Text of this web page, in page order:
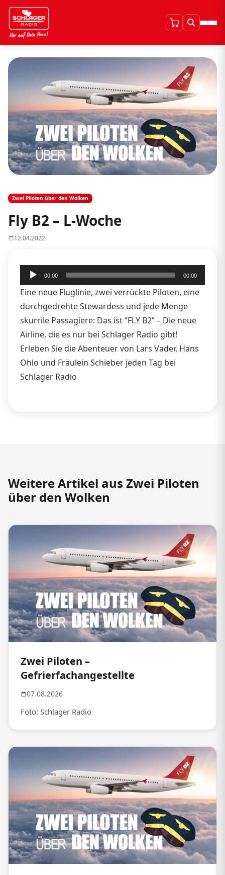
Zwei Piloten über den Wolken
Fly B2 – L-Woche
12.04.2022
Audio-
Player
00:00 00:00
Eine neue Fluglinie, zwei verrückte Piloten, eine
durchgedrehte Stewardess und jede Menge
skurrile Passagiere: Das ist “FLY B2” – Die neue
Airline, die es nur bei Schlager Radio gibt!
Erleben Sie die Abenteuer von Lars Vader, Hans
Ohlo und Fräulein Schieber jeden Tag bei
Schlager Radio
Weitere Artikel aus Zwei Piloten
über den Wolken
Zwei Piloten –
Gefrierfachangestellte
07.08.2026
Foto: Schlager Radio